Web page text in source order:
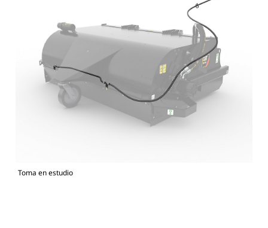
Toma en estudio